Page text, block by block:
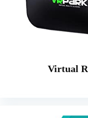
Virtual